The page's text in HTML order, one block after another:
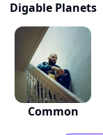
Digable Planets
Common